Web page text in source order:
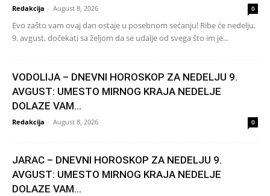
Redakcija - August 8, 2026 0
Evo zašto vam ovaj dan ostaje u posebnom sećanju! Ribe će nedelju,
9. avgust, dočekati sa željom da se udalje od svega što im je...
VODOLIJA – DNEVNI HOROSKOP ZA NEDELJU 9.
AVGUST: UMESTO MIRNOG KRAJA NEDELJE
DOLAZE VAM...
Redakcija - August 8, 2026 0
JARAC – DNEVNI HOROSKOP ZA NEDELJU 9.
AVGUST: UMESTO MIRNOG KRAJA NEDELJE
DOLAZE VAM...